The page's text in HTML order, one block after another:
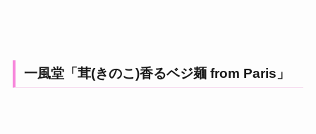
一風堂「茸(きのこ)香るベジ麺 from Paris」